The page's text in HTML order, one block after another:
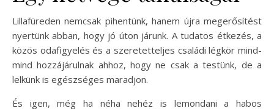
Lillafüreden nemcsak pihentünk, hanem újra megerősítést
nyertünk abban, hogy jó úton járunk. A tudatos étkezés, a
közös odafigyelés és a szeretetteljes családi légkör mind-
mind hozzájárulnak ahhoz, hogy ne csak a testünk, de a
lelkünk is egészséges maradjon.
És igen, még ha néha nehéz is lemondani a habos